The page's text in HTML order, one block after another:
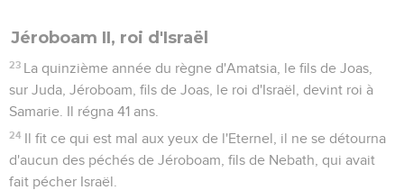
Jéroboam II, roi d'Israël
23 La quinzième année du règne d'Amatsia, le fils de Joas,
sur Juda, Jéroboam, fils de Joas, le roi d'Israël, devint roi à
Samarie. Il régna 41 ans.
24 Il fit ce qui est mal aux yeux de l'Eternel, il ne se détourna
d'aucun des péchés de Jéroboam, fils de Nebath, qui avait
fait pécher Israël.